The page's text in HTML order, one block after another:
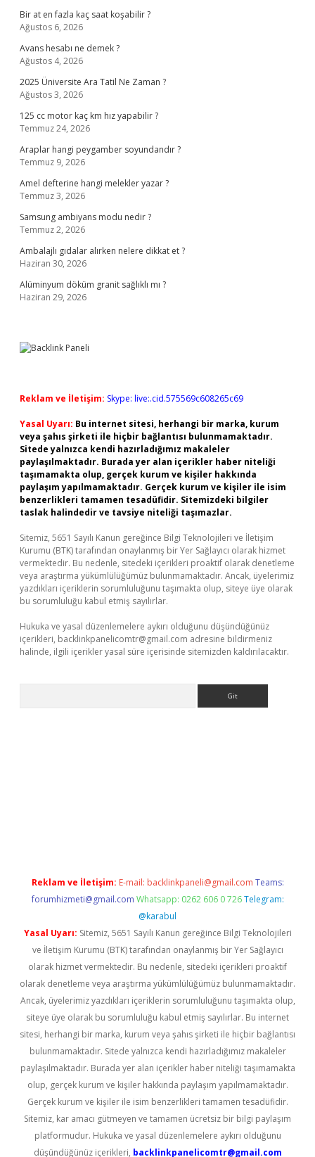
Bir at en fazla kaç saat koşabilir ?
Ağustos 6, 2026
Avans hesabı ne demek ?
Ağustos 4, 2026
2025 Üniversite Ara Tatil Ne Zaman ?
Ağustos 3, 2026
125 cc motor kaç km hız yapabilir ?
Temmuz 24, 2026
Araplar hangi peygamber soyundandır ?
Temmuz 9, 2026
Amel defterine hangi melekler yazar ?
Temmuz 3, 2026
Samsung ambiyans modu nedir ?
Temmuz 2, 2026
Ambalajlı gıdalar alırken nelere dikkat et ?
Haziran 30, 2026
Alüminyum döküm granit sağlıklı mı ?
Haziran 29, 2026
Reklam ve İletişim: Skype: live:.cid.575569c608265c69
Yasal Uyarı: Bu internet sitesi, herhangi bir marka, kurum
veya şahıs şirketi ile hiçbir bağlantısı bulunmamaktadır.
Sitede yalnızca kendi hazırladığımız makaleler
paylaşılmaktadır. Burada yer alan içerikler haber niteliği
taşımamakta olup, gerçek kurum ve kişiler hakkında
paylaşım yapılmamaktadır. Gerçek kurum ve kişiler ile isim
benzerlikleri tamamen tesadüfidir. Sitemizdeki bilgiler
taslak halindedir ve tavsiye niteliği taşımazlar.
Sitemiz, 5651 Sayılı Kanun gereğince Bilgi Teknolojileri ve İletişim
Kurumu (BTK) tarafından onaylanmış bir Yer Sağlayıcı olarak hizmet
vermektedir. Bu nedenle, sitedeki içerikleri proaktif olarak denetleme
veya araştırma yükümlülüğümüz bulunmamaktadır. Ancak, üyelerimiz
yazdıkları içeriklerin sorumluluğunu taşımakta olup, siteye üye olarak
bu sorumluluğu kabul etmiş sayılırlar.
Hukuka ve yasal düzenlemelere aykırı olduğunu düşündüğünüz
içerikleri, backlinkpanelicomtr@gmail.com adresine bildirmeniz
halinde, ilgili içerikler yasal süre içerisinde sitemizden kaldırılacaktır.
Reklam ve İletişim: E-mail: backlinkpaneli@gmail.com Teams:
forumhizmeti@gmail.com Whatsapp: 0262 606 0 726 Telegram:
@karabul
Yasal Uyarı: Sitemiz, 5651 Sayılı Kanun gereğince Bilgi Teknolojileri
ve İletişim Kurumu (BTK) tarafından onaylanmış bir Yer Sağlayıcı
olarak hizmet vermektedir. Bu nedenle, sitedeki içerikleri proaktif
olarak denetleme veya araştırma yükümlülüğümüz bulunmamaktadır.
Ancak, üyelerimiz yazdıkları içeriklerin sorumluluğunu taşımakta olup,
siteye üye olarak bu sorumluluğu kabul etmiş sayılırlar. Bu internet
sitesi, herhangi bir marka, kurum veya şahıs şirketi ile hiçbir bağlantısı
bulunmamaktadır. Sitede yalnızca kendi hazırladığımız makaleler
paylaşılmaktadır. Burada yer alan içerikler haber niteliği taşımamakta
olup, gerçek kurum ve kişiler hakkında paylaşım yapılmamaktadır.
Gerçek kurum ve kişiler ile isim benzerlikleri tamamen tesadüfidir.
Sitemiz, kar amacı gütmeyen ve tamamen ücretsiz bir bilgi paylaşım
platformudur. Hukuka ve yasal düzenlemelere aykırı olduğunu
düşündüğünüz içerikleri, backlinkpanelicomtr@gmail.com